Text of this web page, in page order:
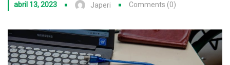
abril 13, 2023 Japeri Comments (0)